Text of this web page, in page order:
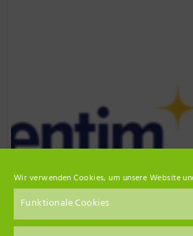
Wir verwenden Cookies, um unsere Website
Funktionale Cookies